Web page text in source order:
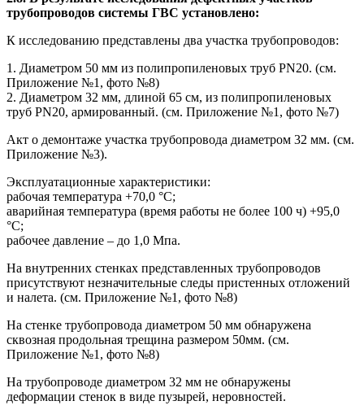
трубопроводов системы ГВС установлено:
К исследованию представлены два участка трубопроводов:
1. Диаметром 50 мм из полипропиленовых труб PN20. (см.
Приложение №1, фото №8)
2. Диаметром 32 мм, длиной 65 см, из полипропиленовых
труб PN20, армированный. (см. Приложение №1, фото №7)
Акт о демонтаже участка трубопровода диаметром 32 мм. (см.
Приложение №3).
Эксплуатационные характеристики:
рабочая температура +70,0 °С;
аварийная температура (время работы не более 100 ч) +95,0
°С;
рабочее давление – до 1,0 Мпа.
На внутренних стенках представленных трубопроводов
присутствуют незначительные следы пристенных отложений
и налета. (см. Приложение №1, фото №8)
На стенке трубопровода диаметром 50 мм обнаружена
сквозная продольная трещина размером 50мм. (см.
Приложение №1, фото №8)
На трубопроводе диаметром 32 мм не обнаружены
деформации стенок в виде пузырей, неровностей.